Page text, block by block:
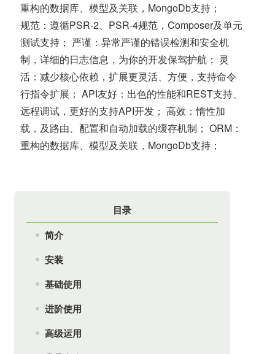
重构的数据库、模型及关联，MongoDb支持；
规范：遵循PSR-2、PSR-4规范，Composer及单元
测试支持； 严谨：异常严谨的错误检测和安全机
制，详细的日志信息，为你的开发保驾护航； 灵
活：减少核心依赖，扩展更灵活、方便，支持命令
行指令扩展； API友好：出色的性能和REST支持、
远程调试，更好的支持API开发； 高效：惰性加
载，及路由、配置和自动加载的缓存机制； ORM：
重构的数据库、模型及关联，MongoDb支持；
目录
简介
安装
基础使用
进阶使用
高级运用